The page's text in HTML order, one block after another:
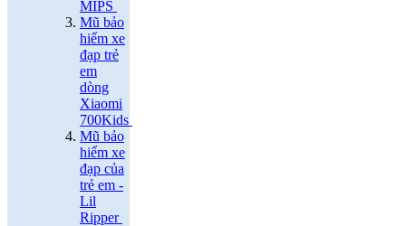
MIPS
Mũ bảo
hiểm xe
đạp trẻ
em
dòng
Xiaomi
700Kids
Mũ bảo
hiểm xe
đạp của
trẻ em -
Lil
Ripper